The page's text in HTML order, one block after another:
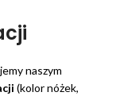
naszym
(kolor nóżek,